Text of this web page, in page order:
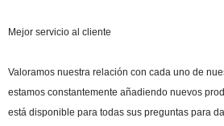
Mejor servicio al cliente
Valoramos nuestra relación con cada uno de
estamos constantemente añadiendo nuevos
está disponible para todas sus preguntas para